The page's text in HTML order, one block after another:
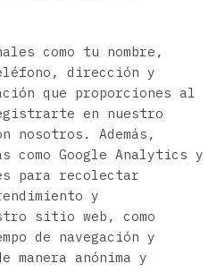
como tu nombre,
dirección y
que proporciones al
en nuestro
Además,
como Google Analytics y
para recolectar
y
sitio web, como
de navegación y
manera anónima y